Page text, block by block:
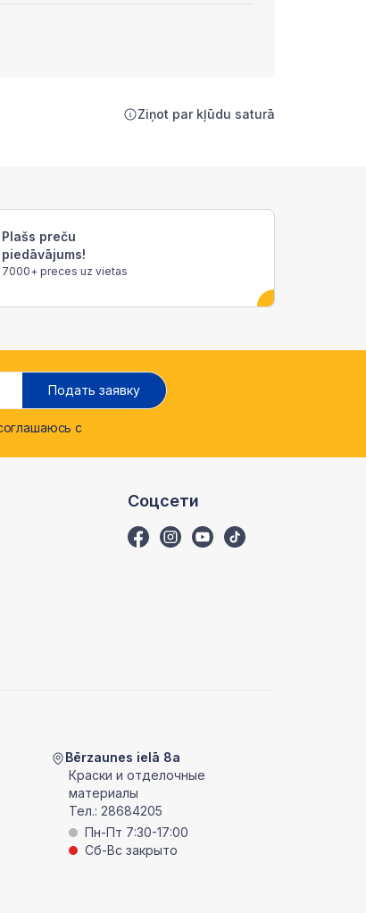
Ziņot par kļūdu saturā
Plašs preču
piedāvājums!
7000+ preces uz vietas
Подать заявку
с
Соцсети
Bērzaunes ielā 8a
Краски и отделочные
материалы
Тел.: 28684205
Пн-Пт 7:30-17:00
Сб-Вс закрыто